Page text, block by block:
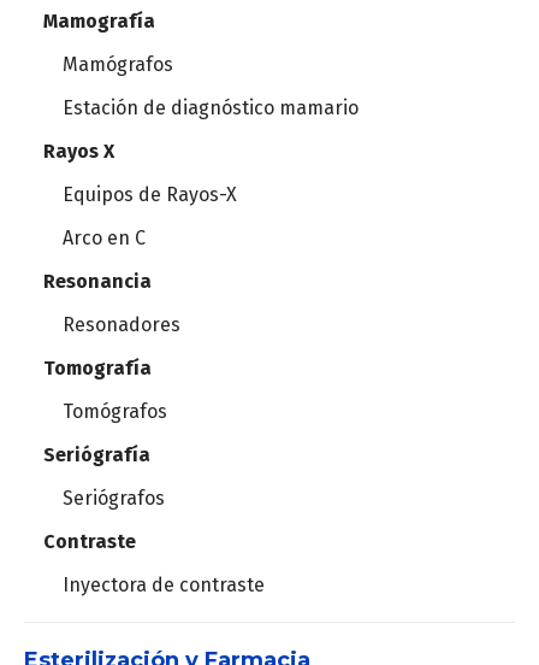
Robot quirúrgico
Columnas de techo
Lámparas cialíticas
Mesa de operaciones
Recortadora de vello
Suturas mecánicas
Agujas para biospia
Marcador tejido blando
Oxímetros
Telémetros
Bombas de infusión
Humificadores
Respiradores
Set de vías aéreas
Videolaringoscopios
Mamografía
Mamógrafos
Estación de diagnóstico mamario
Rayos X
Equipos de Rayos-X
Arco en C
Resonancia
Resonadores
Tomografía
Tomógrafos
Seriógrafía
Seriógrafos
Contraste
Inyectora de contraste